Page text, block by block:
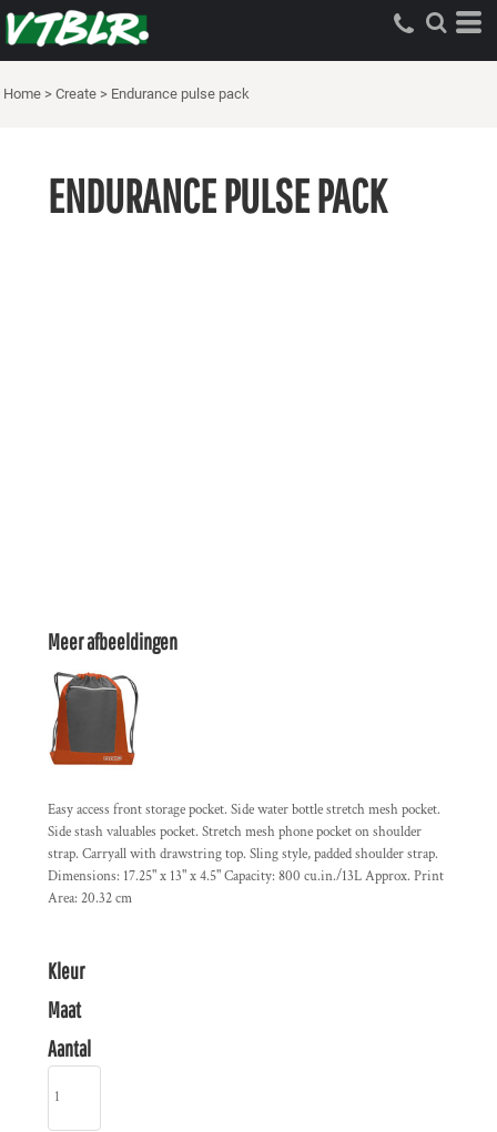
Home > Create > Endurance pulse pack
ENDURANCE PULSE PACK
Meer afbeeldingen
Easy access front storage pocket. Side water bottle stretch mesh pocket.
Side stash valuables pocket. Stretch mesh phone pocket on shoulder
strap. Carryall with drawstring top. Sling style, padded shoulder strap.
Dimensions: 17.25" x 13" x 4.5" Capacity: 800 cu.in./13L Approx. Print
Area: 20.32 cm
Kleur
Maat
Aantal